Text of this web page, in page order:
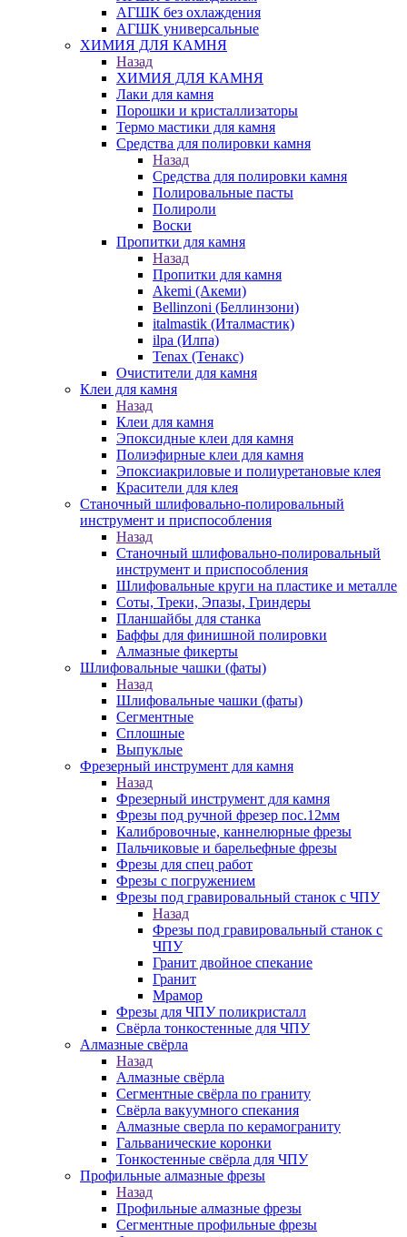
АГШК без охлаждения
АГШК универсальные
ХИМИЯ ДЛЯ КАМНЯ
Назад
ХИМИЯ ДЛЯ КАМНЯ
Лаки для камня
Порошки и кристаллизаторы
Термо мастики для камня
Средства для полировки камня
Назад
Средства для полировки камня
Полировальные пасты
Полироли
Воски
Пропитки для камня
Назад
Пропитки для камня
Akemi (Акеми)
Bellinzoni (Беллинзони)
italmastik (Италмастик)
ilpa (Илпа)
Tenax (Тенакс)
Очистители для камня
Клеи для камня
Назад
Клеи для камня
Эпоксидные клеи для камня
Полиэфирные клеи для камня
Эпоксиакриловые и полиуретановые клея
Красители для клея
Станочный шлифовально-полировальный
инструмент и приспособления
Назад
Станочный шлифовально-полировальный
инструмент и приспособления
Шлифовальные круги на пластике и металле
Соты, Треки, Эпазы, Гриндеры
Планшайбы для станка
Баффы для финишной полировки
Алмазные фикерты
Шлифовальные чашки (фаты)
Назад
Шлифовальные чашки (фаты)
Сегментные
Сплошные
Выпуклые
Фрезерный инструмент для камня
Назад
Фрезерный инструмент для камня
Фрезы под ручной фрезер пос.12мм
Калибровочные, каннелюрные фрезы
Пальчиковые и барельефные фрезы
Фрезы для спец работ
Фрезы с погружением
Фрезы под гравировальный станок с ЧПУ
Назад
Фрезы под гравировальный станок с
ЧПУ
Гранит двойное спекание
Гранит
Мрамор
Фрезы для ЧПУ поликристалл
Свёрла тонкостенные для ЧПУ
Алмазные свёрла
Назад
Алмазные свёрла
Сегментные свёрла по граниту
Свёрла вакуумного спекания
Алмазные сверла по керамограниту
Гальванические коронки
Тонкостенные свёрла для ЧПУ
Профильные алмазные фрезы
Назад
Профильные алмазные фрезы
Сегментные профильные фрезы